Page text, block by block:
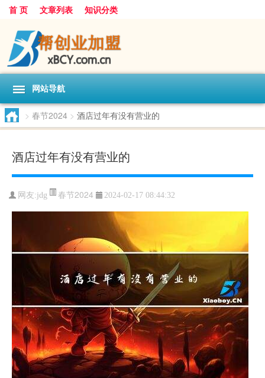
首 页 文章列表 知识分类
网站导航
> 春节2024 > 酒店过年有没有营业的
酒店过年有没有营业的
网友:jdg 春节2024 2024-02-17 08:44:32